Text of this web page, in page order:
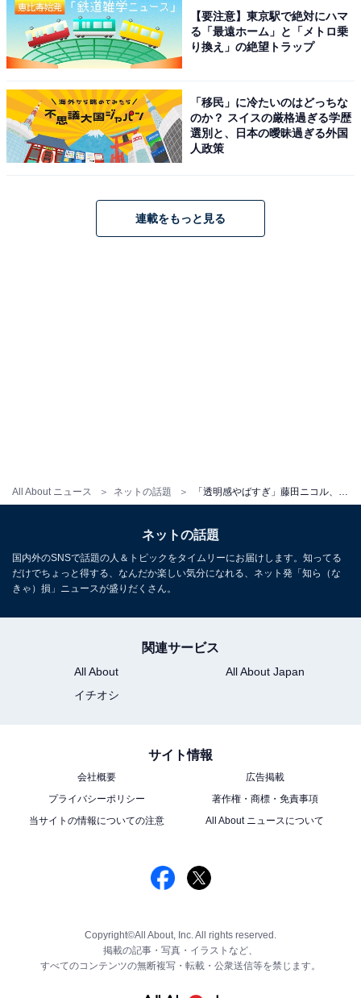
All About ニュース ネットの話題
【要注意】東京駅で絶対にハマ
る「最遠ホーム」と「メトロ乗
り換え」の絶望トラップ
「移民」に冷たいのはどっちな
のか？ スイスの厳格過ぎる学歴
選別と、日本の曖昧過ぎる外国
人政策
連載をもっと見る
ネットの話題
国内外のSNSで話題の人＆トピックをタイムリーにお届けします。知ってる
だけでちょっと得する、なんだか楽しい気分になれる、ネット発「知ら（な
きゃ）損」ニュースが盛りだくさん。
関連サービス
All About
All About Japan
イチオシ
サイト情報
会社概要
広告掲載
プライバシーポリシー
著作権・商標・免責事項
当サイトの情報についての注意
All About ニュースについて
Copyright©All About, Inc. All rights reserved.
掲載の記事・写真・イラストなど、
すべてのコンテンツの無断複写・転載・公衆送信等を禁じます。